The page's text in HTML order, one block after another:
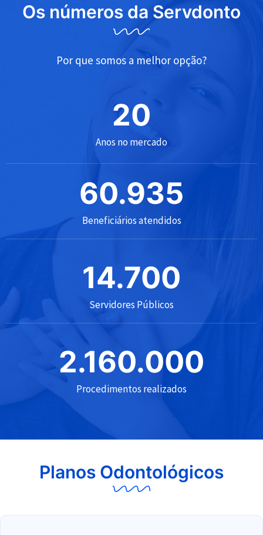
Os números da Servdonto
Por que somos a melhor opção?
Anos no mercado
20
Beneficiários atendidos
60.935
Servidores Públicos
14.700
Procedimentos realizados
2.160.000
Planos Odontológicos